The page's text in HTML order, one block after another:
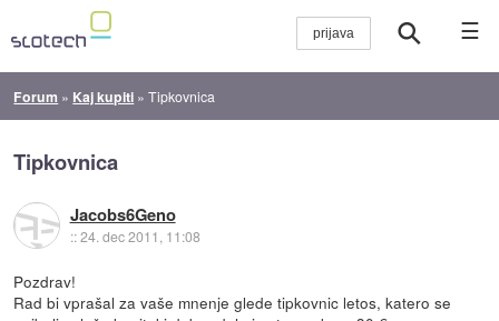
☰
Forum » Kaj kupiti »Tipkovnica
Tipkovnica
Jacobs6Geno
::24. dec 2011, 11:08
Pozdrav!
Rad bi vprašal za vaše mnenje glede tipkovnic letos, katero se